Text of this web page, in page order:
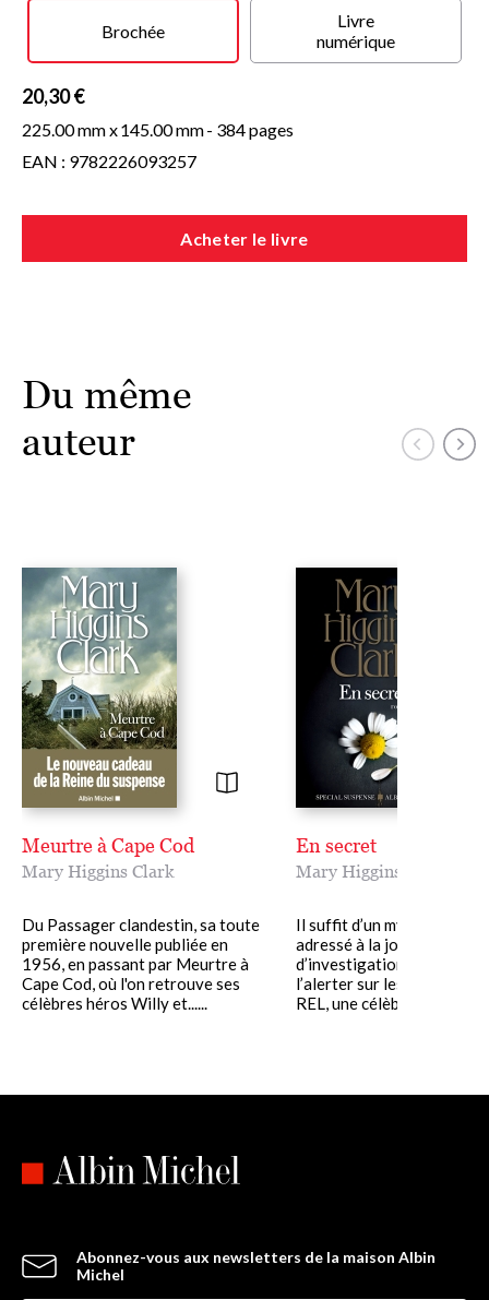
Brochée
Livre
numérique
20,30 €
225.00 mm x145.00 mm- 384 pages
EAN : 9782226093257
Acheter le livre
Du même
auteur
Meurtre à Cape Cod
Mary Higgins Clark
Du Passager clandestin, sa toute
première nouvelle publiée en
1956, en passant par Meurtre à
Cape Cod, où l'on retrouve ses
célèbres héros Willy et......
En secret
Mary Higgins Clark
Il suffit d’un mystérieux
adressé à la journaliste
d’investigation Gina Kane
l’alerter sur les méthodes
REL, une célèbre chaîne......
Abonnez-vous aux newsletters de la maison Albin
Michel